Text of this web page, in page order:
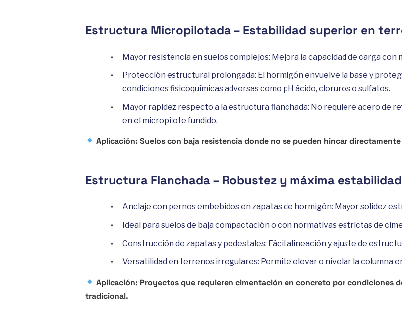
Estructura Micropilotada – Estabilidad superior en
Mayor resistencia en suelos complejos: Mejora la capacidad de carga con
Protección estructural prolongada: El hormigón envuelve la base y
condiciones fisicoquímicas adversas como pH ácido, cloruros o sulfatos.
Mayor rapidez respecto a la estructura flanchada: No requiere acero de
en el micropilote fundido.
Aplicación: Suelos con baja resistencia donde no se pueden hincar
Estructura Flanchada – Robustez y máxima estabilidad
Anclaje con pernos embebidos en zapatas de hormigón: Mayor solidez
Ideal para suelos de baja compactación o con normativas estrictas de
Construcción de zapatas y pedestales: Fácil alineación y ajuste de
Versatilidad en terrenos irregulares: Permite elevar o nivelar la columna
Aplicación: Proyectos que requieren cimentación en concreto por condiciones
tradicional.